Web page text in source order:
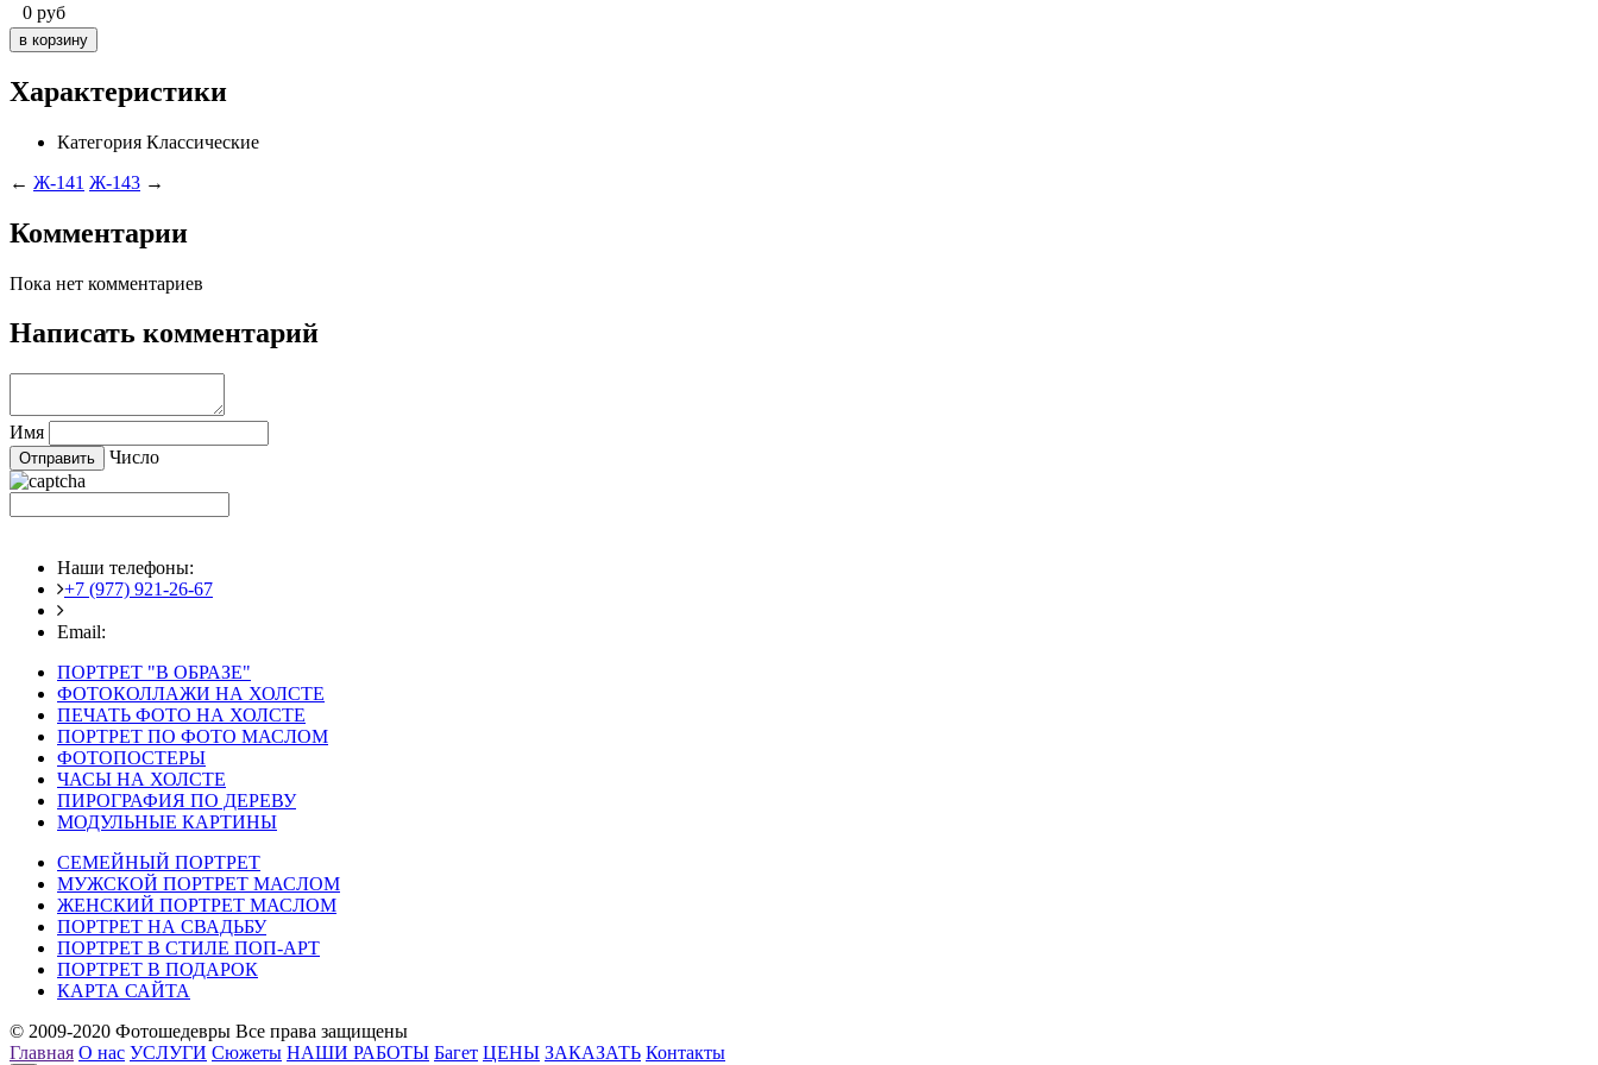
0 руб
Характеристики
Категория Классические
← Ж-141 Ж-143 →
Комментарии
Пока нет комментариев
Написать комментарий
Имя
Число
Наши телефоны:
+7 (977) 921-26-67
Email:
ПОРТРЕТ "В ОБРАЗЕ"
ФОТОКОЛЛАЖИ НА ХОЛСТЕ
ПЕЧАТЬ ФОТО НА ХОЛСТЕ
ПОРТРЕТ ПО ФОТО МАСЛОМ
ФОТОПОСТЕРЫ
ЧАСЫ НА ХОЛСТЕ
ПИРОГРАФИЯ ПО ДЕРЕВУ
МОДУЛЬНЫЕ КАРТИНЫ
СЕМЕЙНЫЙ ПОРТРЕТ
МУЖСКОЙ ПОРТРЕТ МАСЛОМ
ЖЕНСКИЙ ПОРТРЕТ МАСЛОМ
ПОРТРЕТ НА СВАДЬБУ
ПОРТРЕТ В СТИЛЕ ПОП-АРТ
ПОРТРЕТ В ПОДАРОК
КАРТА САЙТА
© 2009-2020 Фотошедевры Все права защищены
Главная О нас УСЛУГИ Сюжеты НАШИ РАБОТЫ Багет ЦЕНЫ ЗАКАЗАТЬ Контакты